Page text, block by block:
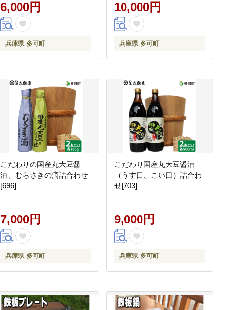
6,000円
兵庫県 多可町
10,000円
兵庫県 多可町
こだわりの国産丸大豆醤
油、むらさきの滴詰合わせ
[696]
7,000円
兵庫県 多可町
こだわり国産丸大豆醤油
（うす口、こい口）詰合わ
せ[703]
9,000円
兵庫県 多可町